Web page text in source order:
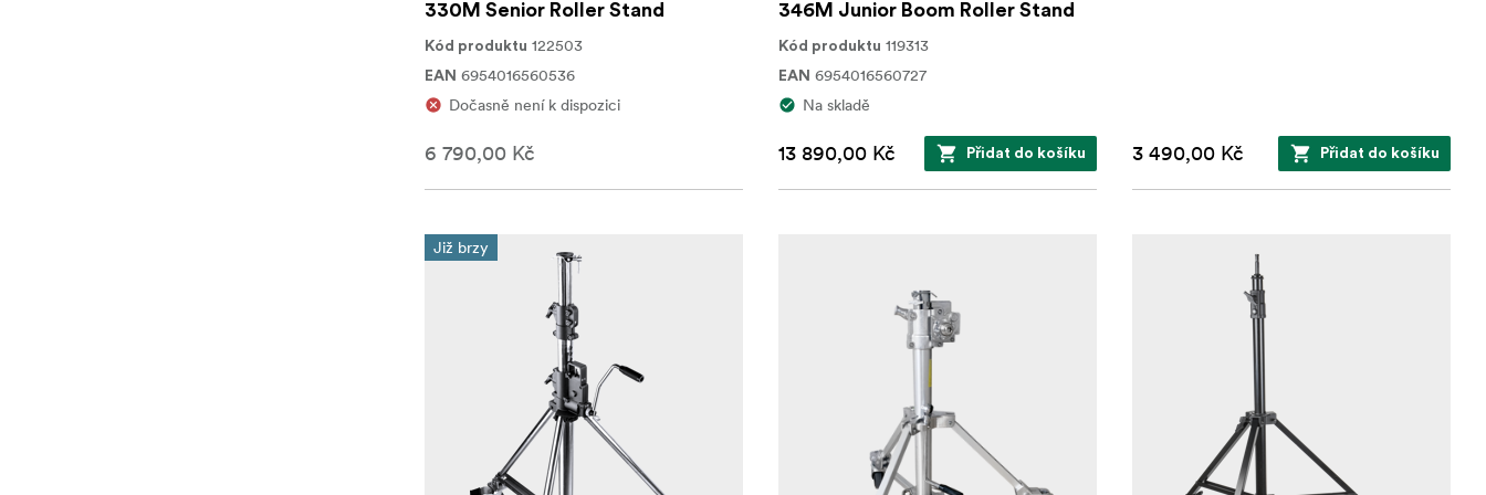
330M Senior Roller Stand
Kód produktu 122503
EAN 6954016560536
Dočasně není k dispozici
6 790,00 Kč
346M Junior Boom Roller Stand
Kód produktu 119313
EAN 6954016560727
Na skladě
13 890,00 Kč Přidat do košíku 3 490,00 Kč Přidat do košíku
Již brzy